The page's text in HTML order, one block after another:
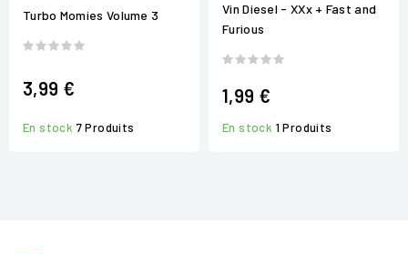
Turbo Momies Volume 3
3,99 €
En stock 7 Produits
Vin Diesel - XXx + Fast and
Furious
1,99 €
En stock 1 Produits